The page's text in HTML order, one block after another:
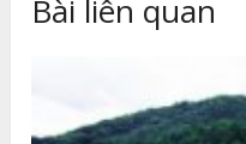
Bài liên quan